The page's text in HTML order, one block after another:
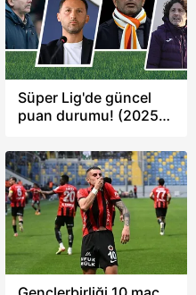
Süper Lig'de güncel
puan durumu! (2025-